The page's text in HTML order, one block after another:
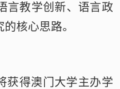
言教学创新、语言政
核心思路。
获得澳门大学主办学